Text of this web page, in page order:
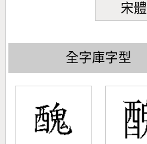
宋體
全字庫字型